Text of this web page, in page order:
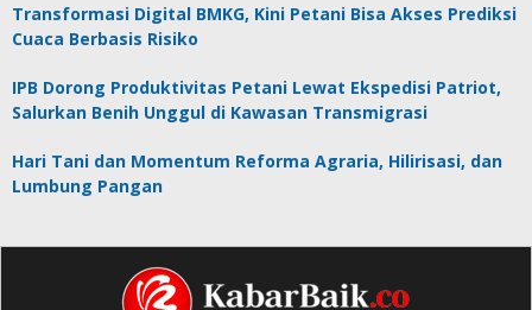
Transformasi Digital BMKG, Kini Petani Bisa Akses Prediksi
Cuaca Berbasis Risiko
IPB Dorong Produktivitas Petani Lewat Ekspedisi Patriot,
Salurkan Benih Unggul di Kawasan Transmigrasi
Hari Tani dan Momentum Reforma Agraria, Hilirisasi, dan
Lumbung Pangan